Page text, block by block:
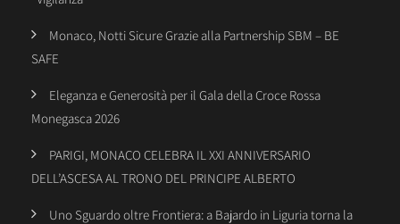
Monaco, Notti Sicure Grazie alla Partnership SBM – BE
SAFE
Eleganza e Generosità per il Gala della Croce Rossa
Monegasca 2026
PARIGI, MONACO CELEBRA IL XXI ANNIVERSARIO
DELL’ASCESA AL TRONO DEL PRINCIPE ALBERTO
Uno Sguardo oltre Frontiera: a Bajardo in Liguria torna la